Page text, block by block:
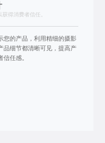
得消费者信任。
您的产品，利用精细的摄影
品细节都清晰可见，提高产
任感。